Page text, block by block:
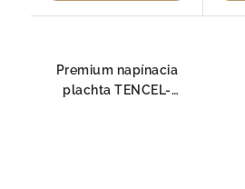
Premium napínacia
plachta TENCEL-